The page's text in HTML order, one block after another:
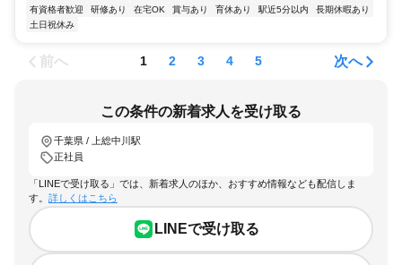
有資格者歓迎
研修あり 在宅OK 賞与あり 育休あり 駅近5分以内
長期休暇あり
土日祝休み
前へ 1 2 3 4 5 次へ
この条件の新着求人を受け取る
千葉県 / 上総中川駅
正社員
「LINEで受け取る」では、新着求人のほか、おすすめ情報なども配信しま
す。 詳しくはこちら
LINEで受け取る